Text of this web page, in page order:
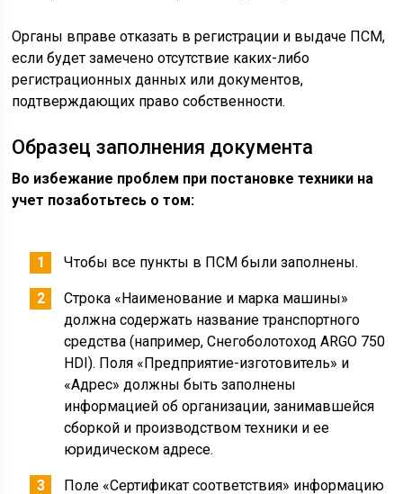
Органы вправе отказать в регистрации и выдаче ПСМ,
если будет замечено отсутствие каких-либо
регистрационных данных или документов,
подтверждающих право собственности.
Образец заполнения документа
Во избежание проблем при постановке техники на
учет позаботьтесь о том:
Чтобы все пункты в ПСМ были заполнены.
Строка «Наименование и марка машины»
должна содержать название транспортного
средства (например, Снегоболотоход ARGO 750
HDI). Поля «Предприятие-изготовитель» и
«Адрес» должны быть заполнены
информацией об организации, занимавшейся
сборкой и производством техники и ее
юридическом адресе.
Поле «Сертификат соответствия» информацию